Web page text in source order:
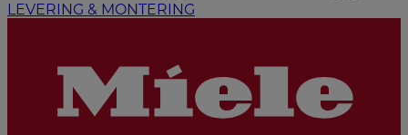
LEVERING & MONTERING